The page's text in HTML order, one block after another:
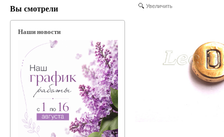
Вы смотрели
Наши новости
Увеличить